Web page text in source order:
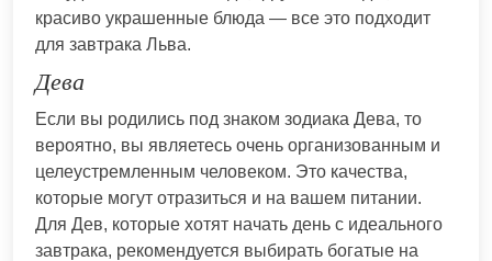
красиво украшенные блюда — все это подходит
для завтрака Льва.
Дева
Если вы родились под знаком зодиака Дева, то
вероятно, вы являетесь очень организованным и
целеустремленным человеком. Это качества,
которые могут отразиться и на вашем питании.
Для Дев, которые хотят начать день с идеального
завтрака, рекомендуется выбирать богатые на